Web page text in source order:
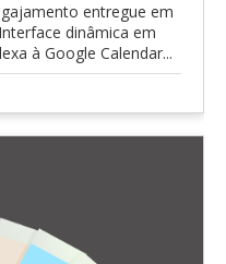
entregue em
dinâmica em
à Google Calendar...